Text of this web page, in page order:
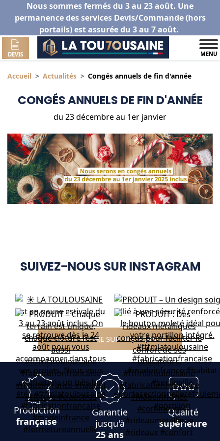
Nous sommes fermés du 3 au 23 août. Une
permanence des services Devis/Commande (hors
portails) est assurée du 3 au 7 août.
DEVIS MENU
Accueil Actualités Congés annuels de fin d'année
CONGÉS ANNUELS DE FIN D'ANNÉE
du 23 décembre au 1er janvier
SUIVEZ-NOUS SUR INSTAGRAM
NOUS SUIVRE SUR INSTAGRAM
Production
française
Garantie
jusqu'à
25 ans
Qualité
supérieure